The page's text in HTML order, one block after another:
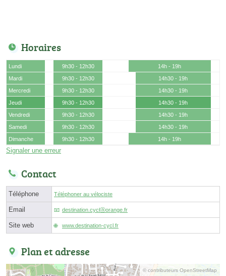
Horaires
Lundi 9h30 - 12h30
14h - 19h
Mardi
9h30 - 12h30
14h30 - 19h
Mercredi
9h30 - 12h30
14h30 - 19h
Jeudi
9h30 - 12h30
14h30 - 19h
Vendredi
9h30 - 12h30
14h30 - 19h
Samedi
9h30 - 12h30
14h30 - 19h
Dimanche
9h30 - 12h30 14h - 19h
Signaler une erreur
Contact
Téléphone Téléphoner au vélociste
Email destination.cyclⓐorange.fr
Site web www.destination-cycl.fr
Plan et adresse
© contributeurs OpenStreetMap